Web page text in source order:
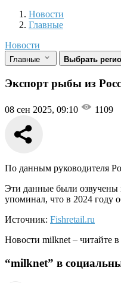
Новости
Разделы
Новости
Главные
Новости
Главные Выбрать
Экспорт рыбы из
08 сен 2025, 09:10 1109
По данным руководителя
Эти данные были озвучены
упоминал, что в 2024 году
Источник: Fishretail.ru
Новости milknet – читайте
“milknet” в